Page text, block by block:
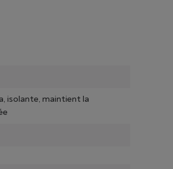
isolante, maintient la